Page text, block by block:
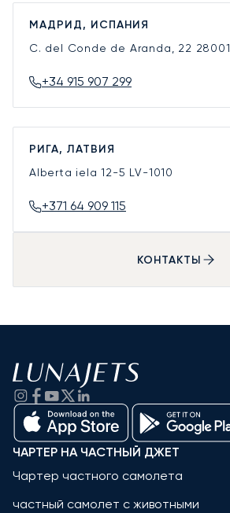
МАДРИД, ИСПАНИЯ
C. del Conde de Aranda, 22 28001
+34 915 907 299
РИГА, ЛАТВИЯ
Alberta iela 12-5 LV-1010
+371 64 909 115
КОНТАКТЫ
ЧАРТЕР НА ЧАСТНЫЙ ДЖЕТ
Чартер частного самолета
частный самолет с животными